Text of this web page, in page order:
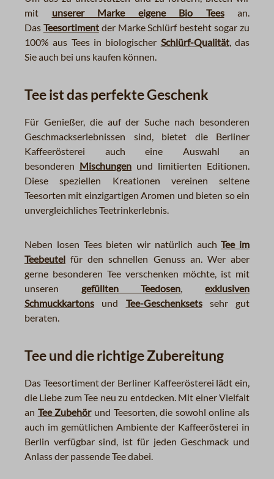
mit unserer Marke eigene Bio Teesan.
Das Teesortiment der Marke Schlürf besteht sogar zu
100% aus Tees in biologischer Schlürf-Qualität, das
Sie auch bei uns kaufen können.
Tee ist das perfekte Geschenk
Für Genießer, die auf der Suche nach besonderen
Geschmackserlebnissen sind, bietet die Berliner
Kaffeerösterei auch eine Auswahl an
besonderen Mischungen und limitierten Editionen.
Diese speziellen Kreationen vereinen seltene
Teesorten mit einzigartigen Aromen und bieten so ein
unvergleichliches Teetrinkerlebnis.
Neben losen Tees bieten wir natürlich auchTee im
Teebeutel für den schnellen Genuss an. Wer aber
gerne besonderen Tee verschenken möchte, ist mit
unseren gefüllten Teedosen,exklusiven
Schmuckkartons und Tee-Geschenksetssehr gut
beraten.
Tee und die richtige Zubereitung
Das Teesortiment der Berliner Kaffeerösterei lädt ein,
die Liebe zum Tee neu zu entdecken. Mit einer Vielfalt
an Tee Zubehörund Teesorten, die sowohl online als
auch im gemütlichen Ambiente der Kaffeerösterei in
Berlin verfügbar sind, ist für jeden Geschmack und
Anlass der passende Tee dabei.